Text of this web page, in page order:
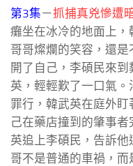
第3集－抓捕真兇慘遭
癱坐在冰冷的地面上
哥哥燦爛的笑容，還
開了自己，李碩民來
英，輕輕歎了一口氣
罪行，韓武英在庭外
己在藥店撞到的肇事
英追上李碩民，告訴
哥不是普通的車禍，